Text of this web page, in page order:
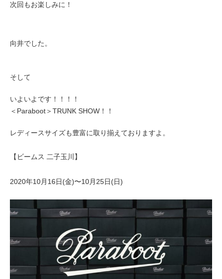
次回もお楽しみに！
向井でした。
そして
いよいよです！！！！
＜Paraboot＞TRUNK SHOW！！
レディースサイズも豊富に取り揃えておりますよ。
【ビームス 二子玉川】
2020年10月16日(金)〜10月25日(日)